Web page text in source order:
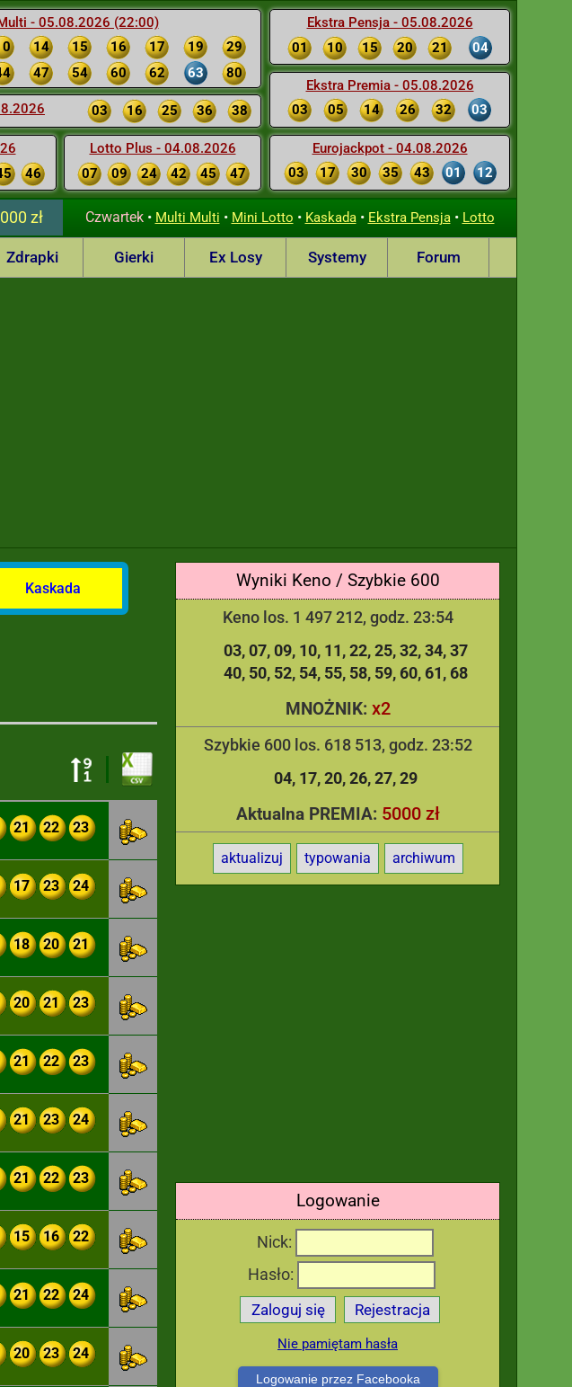
- 05.08.2026 (22:00)
14 15 16 17 19
29
47 54 60 62 63 80
03 16 25 36 38
46
Lotto Plus - 04.08.2026
07
09 24 42 45 47
Ekstra Pensja - 05.08.2026
01
10 15 20 21 04
Ekstra Premia - 05.08.2026
03
05 14 26 32 03
Eurojackpot - 04.08.2026
03
17 30 35 43 01 12
zł Czwartek• Multi Multi • Mini Lotto • Kaskada• Ekstra Pensja• Lotto
Zdrapki Gierki Ex Losy Systemy Forum
Wyniki Keno / Szybkie 600
Keno los. 1 497 212, godz. 23:54
03 07 09 10 11 22 25 32 34 37
40 50 52 54 55 58 59 60 61 68
MNOŻNIK: x2
Szybkie 600 los. 618 513, godz. 23:52
04 17 20 26 27 29
Aktualna PREMIA: 5000 zł
aktualizuj typowania archiwum
Logowanie
Nick:
Hasło:
Zaloguj się Rejestracja
Nie pamiętam hasła
Logowanie przez Facebooka
Kaskada
21 22 23
17 23 24
18 20 21
20 21 23
21 22 23
21 23 24
21 22 23
15 16 22
21 22 24
20 23 24